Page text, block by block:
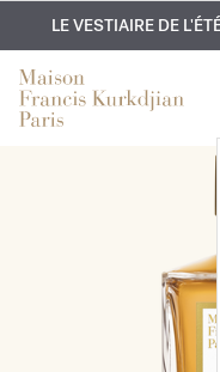
EXCLUSIF |
GRAVURE OFFERTE
LE VESTIAIRE DE